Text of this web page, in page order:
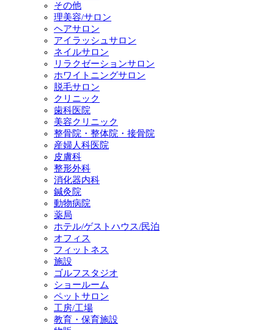
その他
理美容/サロン
ヘアサロン
アイラッシュサロン
ネイルサロン
リラクゼーションサロン
ホワイトニングサロン
脱毛サロン
クリニック
歯科医院
美容クリニック
整骨院・整体院・接骨院
産婦人科医院
皮膚科
整形外科
消化器内科
鍼灸院
動物病院
薬局
ホテル/ゲストハウス/民泊
オフィス
フィットネス
施設
ゴルフスタジオ
ショールーム
ペットサロン
工房/工場
教育・保育施設